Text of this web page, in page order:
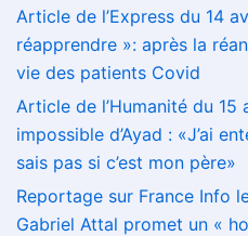
Article de l’Express du 14
réapprendre »: après la
vie des patients Covid
Article de l’Humanité du 15
impossible d’Ayad : «J’ai
sais pas si c’est mon père»
Reportage sur France Info
Gabriel Attal promet un «